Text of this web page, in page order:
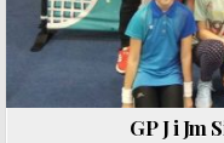
GP J i Jm